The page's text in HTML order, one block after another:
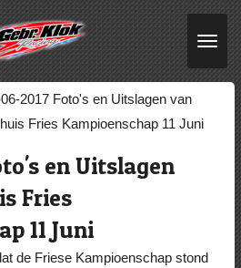
2017 Foto's en Uitslagen van
Fries Kampioenschap 11 Juni
en Uitslagen
Fries
11 Juni
de Friese Kampioenschap stond